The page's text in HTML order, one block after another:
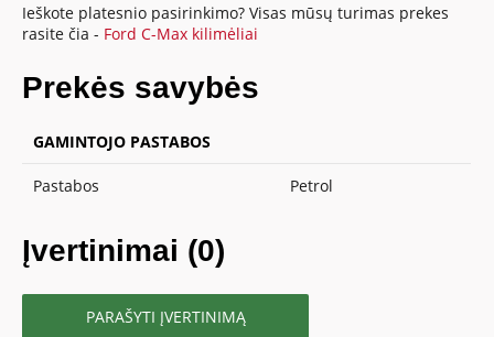
Ieškote platesnio pasirinkimo? Visas mūsų turimas prekes
rasite čia - Ford C-Max kilimėliai
Prekės savybės
GAMINTOJO PASTABOS
Pastabos Petrol
Įvertinimai (0)
PARAŠYTI ĮVERTINIMĄ